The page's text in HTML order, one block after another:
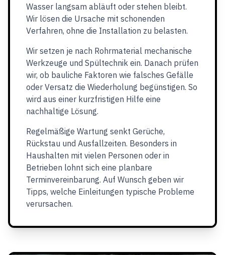
Wasser langsam abläuft oder stehen bleibt.
Wir lösen die Ursache mit schonenden
Verfahren, ohne die Installation zu belasten.
Wir setzen je nach Rohrmaterial mechanische
Werkzeuge und Spültechnik ein. Danach prüfen
wir, ob bauliche Faktoren wie falsches Gefälle
oder Versatz die Wiederholung begünstigen. So
wird aus einer kurzfristigen Hilfe eine
nachhaltige Lösung.
Regelmäßige Wartung senkt Gerüche,
Rückstau und Ausfallzeiten. Besonders in
Haushalten mit vielen Personen oder in
Betrieben lohnt sich eine planbare
Terminvereinbarung. Auf Wunsch geben wir
Tipps, welche Einleitungen typische Probleme
verursachen.